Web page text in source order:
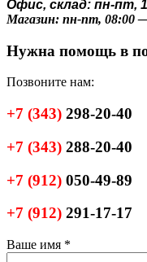
Офис, склад: пн-пт,
Магазин: пн-пт, 08:00
Нужна помощь в
Позвоните нам:
+7 (343) 298-20-40
+7 (343) 288-20-40
+7 (912) 050-49-89
+7 (912) 291-17-17
Ваше имя *